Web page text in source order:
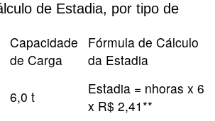
de Estadia, por tipo de
Capacidade
de Carga
Fórmula de Cálculo
da Estadia
6,0 t
Estadia = nhoras x 6
x R$ 2,41**